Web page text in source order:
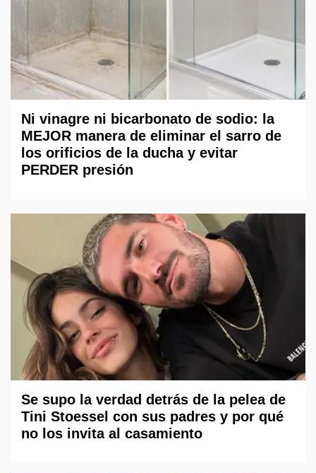
Ni vinagre ni bicarbonato de sodio: la
MEJOR manera de eliminar el sarro de
los orificios de la ducha y evitar
PERDER presión
Se supo la verdad detrás de la pelea de
Tini Stoessel con sus padres y por qué
no los invita al casamiento